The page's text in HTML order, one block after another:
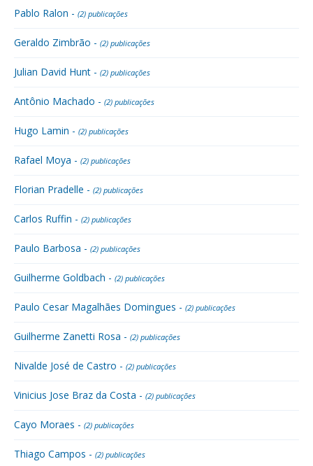
Pablo Ralon - (2) publicações
Geraldo Zimbrão - (2) publicações
Julian David Hunt - (2) publicações
Antônio Machado - (2) publicações
Hugo Lamin - (2) publicações
Rafael Moya - (2) publicações
Florian Pradelle - (2) publicações
Carlos Ruffin - (2) publicações
Paulo Barbosa - (2) publicações
Guilherme Goldbach - (2) publicações
Paulo Cesar Magalhães Domingues - (2) publicações
Guilherme Zanetti Rosa - (2) publicações
Nivalde José de Castro - (2) publicações
Vinicius Jose Braz da Costa - (2) publicações
Cayo Moraes - (2) publicações
Thiago Campos - (2) publicações